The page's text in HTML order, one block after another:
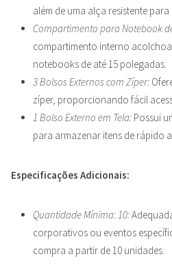
além de uma alça resistente para
Compartimento para Notebook
compartimento interno
notebooks de até 15 polegadas.
3 Bolsos Externos com Zíper:
zíper, proporcionando fácil
1 Bolso Externo em Tela: Possui
para armazenar itens de rápido
Especificações Adicionais:
Quantidade Mínima: 10:
corporativos ou eventos
compra a partir de 10 unidades.